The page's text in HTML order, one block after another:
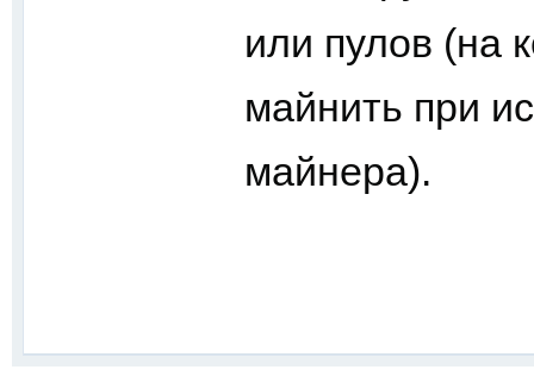
или пулов (на
майнить при
майнера).